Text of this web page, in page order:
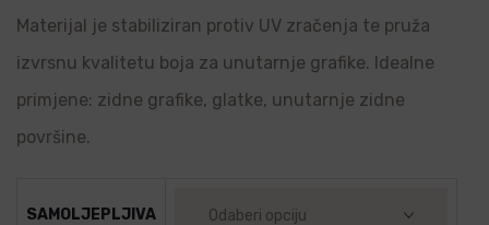
Materijal je stabiliziran protiv UV zračenja te pruža
izvrsnu kvalitetu boja za unutarnje grafike. Idealne
primjene: zidne grafike, glatke, unutarnje zidne
površine.
SAMOLJEPLJIVA